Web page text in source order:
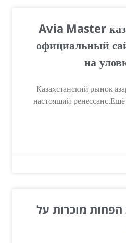
Avia Master
официальный
на
Казахстанский рынок
настоящий
מוכרות על